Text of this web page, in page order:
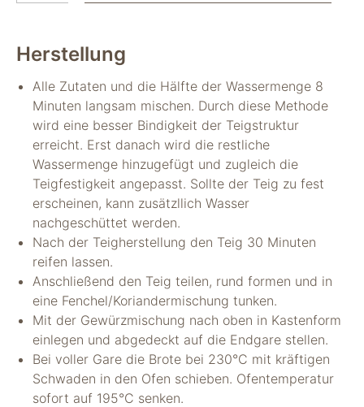
Herstellung
Alle Zutaten und die Hälfte der Wassermenge 8
Minuten langsam mischen. Durch diese Methode
wird eine besser Bindigkeit der Teigstruktur
erreicht. Erst danach wird die restliche
Wassermenge hinzugefügt und zugleich die
Teigfestigkeit angepasst. Sollte der Teig zu fest
erscheinen, kann zusätzllich Wasser
nachgeschüttet werden.
Nach der Teigherstellung den Teig 30 Minuten
reifen lassen.
Anschließend den Teig teilen, rund formen und in
eine Fenchel/Koriandermischung tunken.
Mit der Gewürzmischung nach oben in Kastenform
einlegen und abgedeckt auf die Endgare stellen.
Bei voller Gare die Brote bei 230°C mit kräftigen
Schwaden in den Ofen schieben. Ofentemperatur
sofort auf 195°C senken.